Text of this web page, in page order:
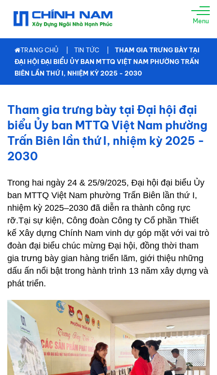
TRANG
CHỦ
GIỚI
THIỆU
XÂY
GÓI
TƯ
VẤN
THIẾT
KẾ
THI
CÔNG
XÂY
DỰNG
Xây
Dựng
Phần
Thô
Xây
Phần
Hoàn
Thiện
HỖ
TRỢ
PHÁP
Menu
TRANG CHỦ TIN TỨC
THAM GIA TRƯNG BÀY TẠI
ĐẠI HỘI ĐẠI BIỂU ỦY BAN MTTQ VIỆT NAM PHƯỜNG TRẤN
BIÊN LẦN THỨ I, NHIỆM KỲ 2025 - 2030
Tham gia trưng bày tại Đại hội đại
biểu Ủy ban MTTQ Việt Nam phường
Trấn Biên lần thứ I, nhiệm kỳ 2025 -
2030
Trong hai ngày 24 & 25/9/2025, Đại hội đại biểu Ủy
ban MTTQ Việt Nam phường Trấn Biên lần thứ I,
nhiệm kỳ 2025–2030 đã diễn ra thành công rực
rỡ.Tại sự kiện, Công đoàn Công ty Cổ phần Thiết
kế Xây dựng Chính Nam vinh dự góp mặt với vai trò
đoàn đại biểu chúc mừng Đại hội, đồng thời tham
gia trưng bày gian hàng triển lãm, giới thiệu những
dấu ấn nổi bật trong hành trình 13 năm xây dựng và
phát triển.